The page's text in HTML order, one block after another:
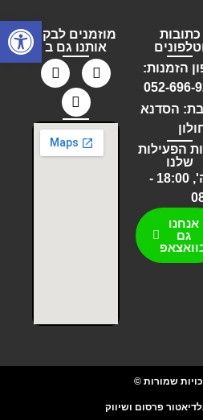
פתח
כתובות
הזמנות:
052-696-
הסדנא
הפעילות
שלנו
א'-ה', 18:00 -
אנחנו
גם
מוזמנים לבקר
אותנו גם ב
שמורות ©
פרסום ושיווק